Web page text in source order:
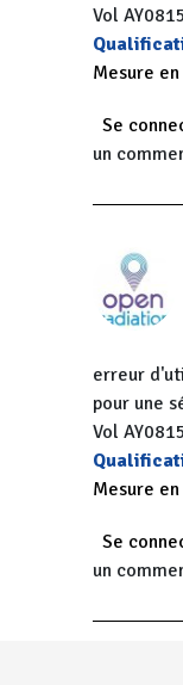
Vol
Mesure
Se
un
erreur
pour une
Vol
Mesure
Se
un